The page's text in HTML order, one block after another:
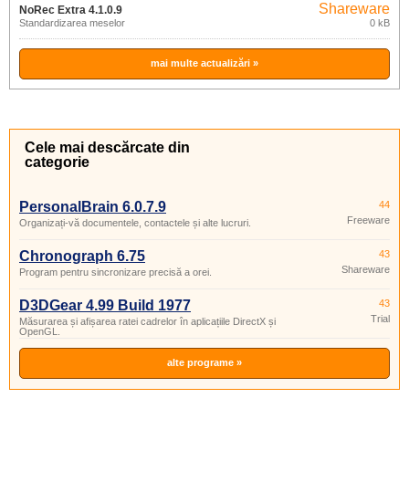
NoRec Extra 4.1.0.9
Standardizarea meselor
Shareware
0 kB
mai multe actualizări »
Cele mai descărcate din
categorie
PersonalBrain 6.0.7.9
Organizați-vă documentele, contactele și alte lucruri.
44
Freeware
Chronograph 6.75
Program pentru sincronizare precisă a orei.
43
Shareware
D3DGear 4.99 Build 1977
Măsurarea și afișarea ratei cadrelor în aplicațiile DirectX și
OpenGL.
43
Trial
alte programe »